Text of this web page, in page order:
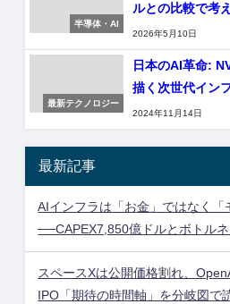
半導体・AI
ルとの比較で考
2026年5月10日
最新テクノロジー
日本のAI革命:
描く次世代イン
2024年11月14日
最新記事
AIインフラは「お金」ではなく「
──CAPEX7,850億ドルとボトル
スペースXは公開価格割れ、
IPO「期待の時間軸」を分岐図で